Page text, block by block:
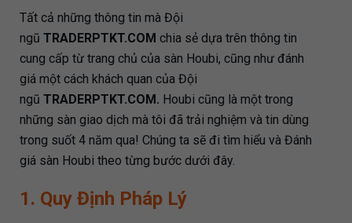
Tất cả những thông tin mà Đội
ngũ TRADERPTKT.COM chia sẻ dựa trên thông tin
cung cấp từ trang chủ của sàn Houbi, cũng như đánh
giá một cách khách quan của Đội
ngũ TRADERPTKT.COM. Houbi cũng là một trong
những sàn giao dịch mà tôi đã trải nghiệm và tin dùng
trong suốt 4 năm qua! Chúng ta sẽ đi tìm hiểu và Đánh
giá sàn Houbi theo từng bước dưới đây.
1. Quy Định Pháp Lý